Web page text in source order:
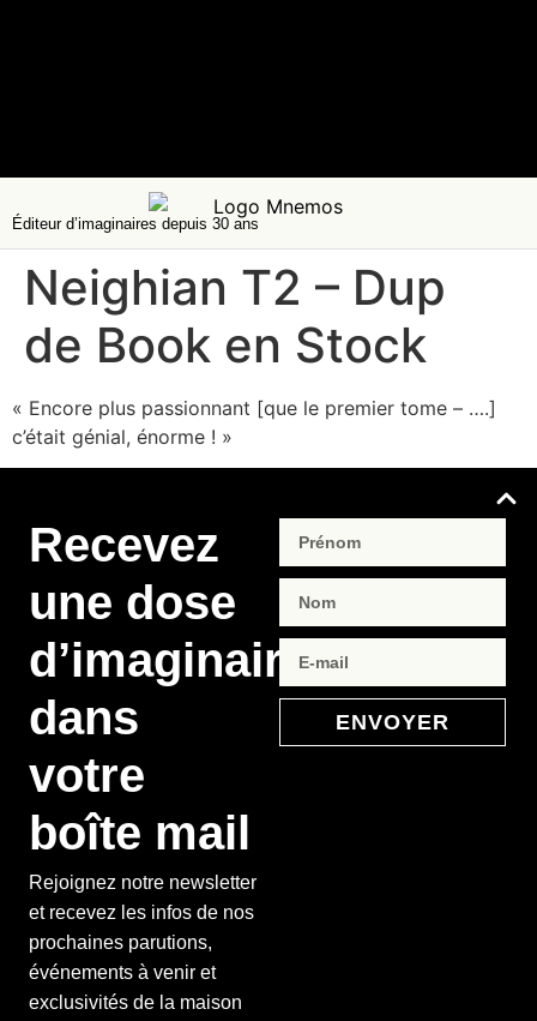
Éditeur d’imaginaires depuis 30 ans
Neighian T2 – Dup
de Book en Stock
« Encore plus passionnant [que le premier tome – ….]
c’était génial, énorme ! »
Recevez
une dose
d’imaginaire
dans
votre
boîte mail
Rejoignez notre newsletter
et recevez les infos de nos
prochaines parutions,
événements à venir et
exclusivités de la maison
ENVOYER